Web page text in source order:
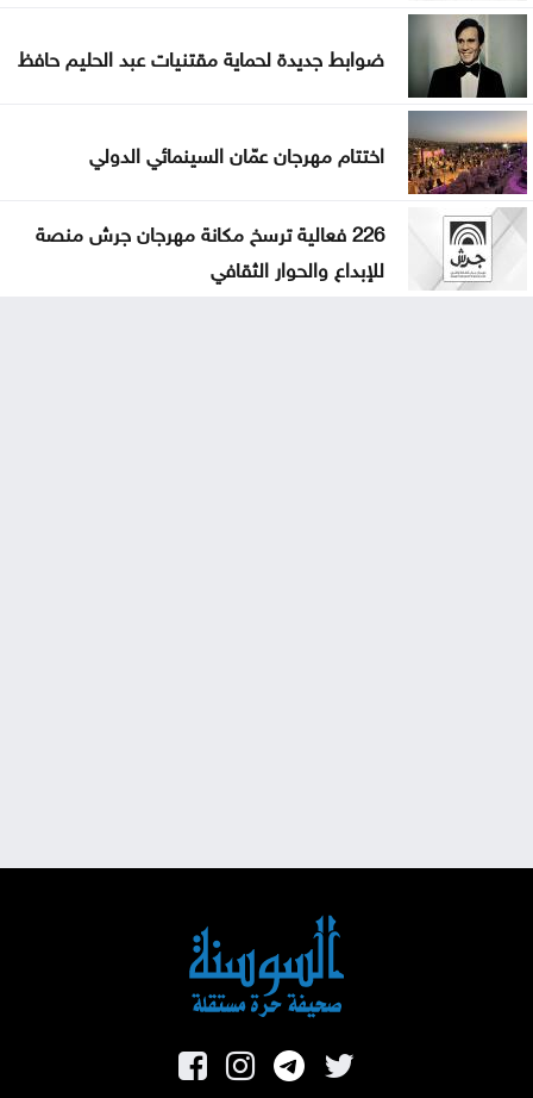
ضوابط جديدة لحماية مقتنيات عبد الحليم حافظ
اختتام مهرجان عمّان السينمائي الدولي
226 فعالية ترسخ مكانة مهرجان جرش منصة
للإبداع والحوار الثقافي